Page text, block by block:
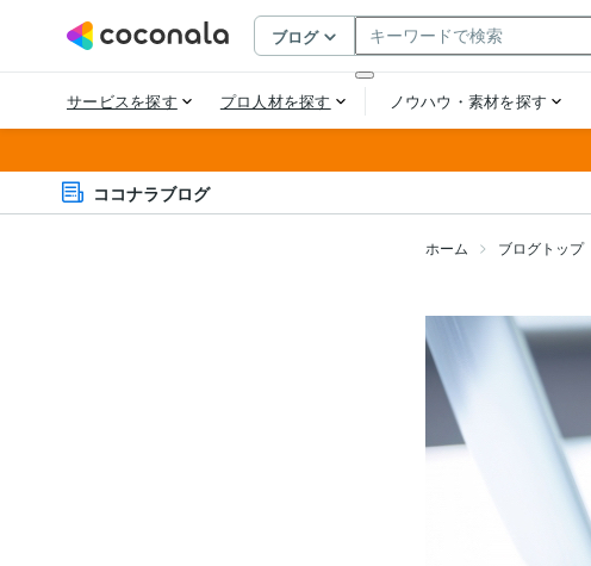
ココナラブログ
ホーム ブログトップ